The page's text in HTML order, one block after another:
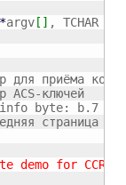
*argv [ ] , TCHAR
для приёма
ACS-ключей
byte: b.7 –
страница
demo for CCR